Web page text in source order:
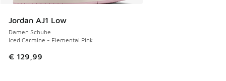
Jordan AJ1 Low
Damen Schuhe
Iced Carmine - Elemental Pink
€ 129,99